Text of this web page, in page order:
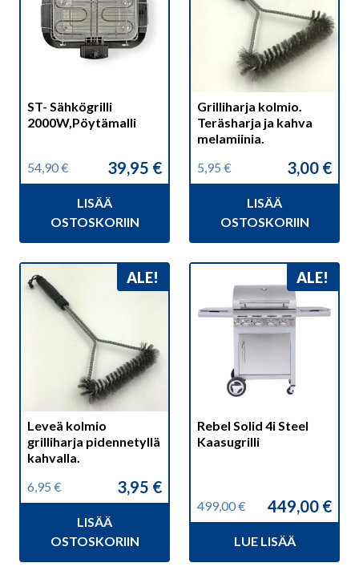
ST- Sähkögrilli
2000W,Pöytämalli
54,90€
Alkuperäinen
hinta
54,90 €.
39,95 €
Nykyinen
hinta
39,95 €.
LISÄÄ
OSTOSKORIIN
Grilliharja kolmio.
Teräsharja ja kahva
melamiinia.
5,95 €
Alkuperäinen
hinta
5,95 €.
3,00 €
Nykyinen
hinta
3,00 €.
LISÄÄ
OSTOSKORIIN
ALE!
Leveä kolmio
grilliharja pidennetyllä
kahvalla.
6,95 €
Alkuperäinen
hinta
6,95 €.
3,95 €
Nykyinen
hinta
3,95 €.
LISÄÄ
OSTOSKORIIN
ALE!
Rebel Solid 4i Steel
Kaasugrilli
499,00€
Alkuperäinen
hinta
499,00 €.
449,00 €
Nykyinen
hinta
449,00 €.
LUE LISÄÄ